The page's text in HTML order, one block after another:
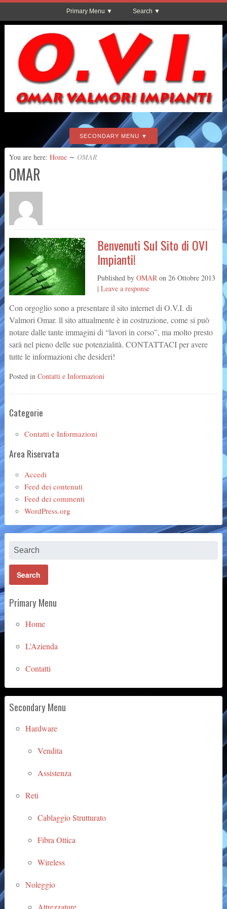
Primary Menu Search
SECONDARY MENU
You are here: Home ∼ OMAR
OMAR
Benvenuti Sul Sito di OVI
Impianti!
Published by OMARon 26 Ottobre 2013
| Leave a response
Con orgoglio sono a presentare il sito internet di O.V.I. di
Valmori Omar. ll sito attualmente è in costruzione, come si può
notare dalle tante immagini di “lavori in corso”, ma molto presto
sarà nel pieno delle sue potenzialità. CONTATTACI per avere
tutte le informazioni che desideri!
Posted in Contatti e Informazioni
Categorie
Contatti e Informazioni
Area Riservata
Accedi
Feed dei contenuti
Feed dei commenti
WordPress.org
Primary Menu
Home
L’Azienda
Contatti
Secondary Menu
Hardware
Vendita
Assistenza
Reti
Cablaggio Strutturato
Fibra Ottica
Wireless
Noleggio
Attrezzature